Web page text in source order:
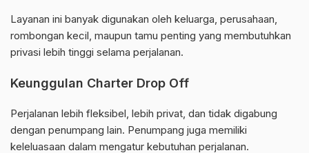
Layanan ini banyak digunakan oleh keluarga, perusahaan,
rombongan kecil, maupun tamu penting yang membutuhkan
privasi lebih tinggi selama perjalanan.
Keunggulan Charter Drop Off
Perjalanan lebih fleksibel, lebih privat, dan tidak digabung
dengan penumpang lain. Penumpang juga memiliki
keleluasaan dalam mengatur kebutuhan perjalanan.